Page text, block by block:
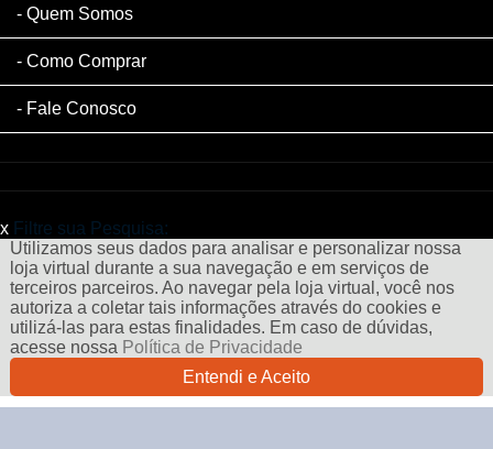
Quem Somos
Como Comprar
Fale Conosco
x Filtre sua Pesquisa:
Utilizamos seus dados para analisar e personalizar nossa
loja virtual durante a sua navegação e em serviços de
terceiros parceiros. Ao navegar pela loja virtual, você nos
autoriza a coletar tais informações através do cookies e
utilizá-las para estas finalidades. Em caso de dúvidas,
acesse nossa Política de Privacidade
Entendi e Aceito